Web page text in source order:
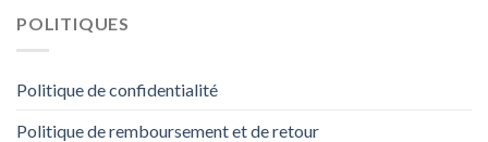
POLITIQUES
Politique de confidentialité
Politique de remboursement et de retour